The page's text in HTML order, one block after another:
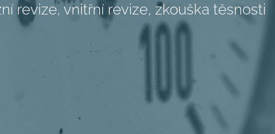
revize, vnitřní revize, zkouška těsnosti